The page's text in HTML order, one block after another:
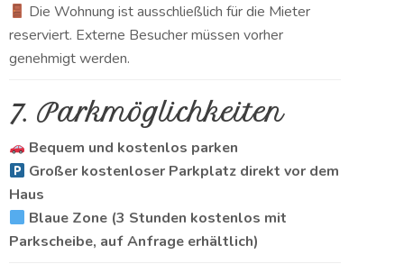
Die Wohnung ist ausschließlich für die Mieter
reserviert. Externe Besucher müssen vorher
genehmigt werden.
7. Parkmöglichkeiten
Bequem und kostenlos parken
Großer kostenloser Parkplatz direkt vor dem
Haus
Blaue Zone (3 Stunden kostenlos mit
Parkscheibe, auf Anfrage erhältlich)